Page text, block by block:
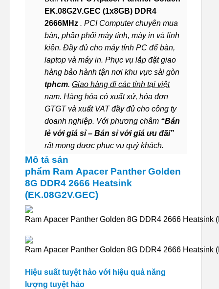
EK.08G2V.GEC (1x8GB) DDR4
2666MHz . PCI Computer chuyên mua
bán, phân phối máy tính, máy in và linh
kiện. Đầy đủ cho máy tính PC để bàn,
laptop và máy in. Phục vụ lắp đặt giao
hàng bảo hành tận nơi khu vực sài gòn
tphcm. Giao hàng đi các tỉnh tại việt
nam. Hàng hóa có xuất xứ, hóa đơn
GTGT và xuất VAT đầy đủ cho công ty
doanh nghiệp. Với phương châm “Bán
lẻ với giá sỉ – Bán sỉ với giá ưu đãi”
rất mong được phục vụ quý khách.
Mô tả sản
phẩm Ram Apacer Panther Golden
8G DDR4 2666 Heatsink
(EK.08G2V.GEC)
Hiệu suất tuyệt hảo với hiệu quả năng
lượng tuyệt hảo